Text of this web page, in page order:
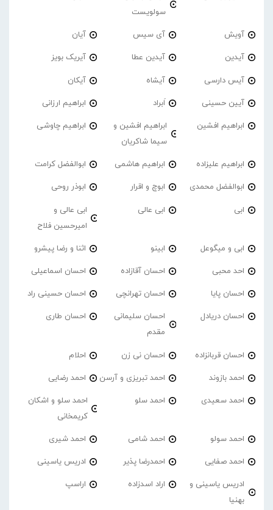
سولویست
آویش آی سیس آیان
آیدین آیدین عطا آیریک بویز
آیس دارسی آیشاه آیکان
آیین حسینی اَبراد ابراهیم ارزانی
ابراهیم افشین
ابراهیم افشین و
سیما شاکریان
ابراهیم چاوشی
ابراهیم علیزاده ابراهیم هاشمی ابوالفضل کرامت
ابوالفضل محمدی ابوچ و اقرار ابوذر روحی
ابی ابی عالی
ابی عالی و
امیرحسین فلاح
ابی و میگوعل ابینو اثنا و رضا پیشرو
احد محبی احسان آقازاده احسان اسماعیلی
احسان پایا احسان تهرانچی احسان حسینی راد
احسان دریادل
احسان سلیمانی
مقدم
احسان طاری
احسان قربانزاده احسان نی زن احلام
احمد بازوند احمد تبریزی و آرسن احمد‌ رضایی
احمد سعیدی احمد سلو
احمد سلو و اشکان
کریمخانی
احمد سولو احمد شامی احمد شیری
احمد صفایی احمدرضا پذیر ادریس یاسینی
ادریس یاسینی و
بهنیا
اراد اسدزاده اراسپ